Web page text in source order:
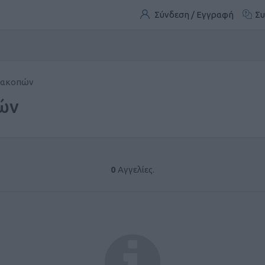
Σύνδεση / Εγγραφή
0 Αγγελίες.